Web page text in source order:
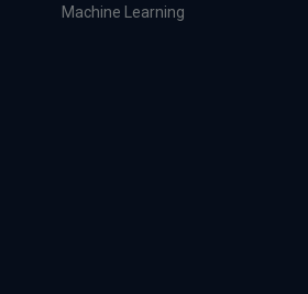
Machine Learning